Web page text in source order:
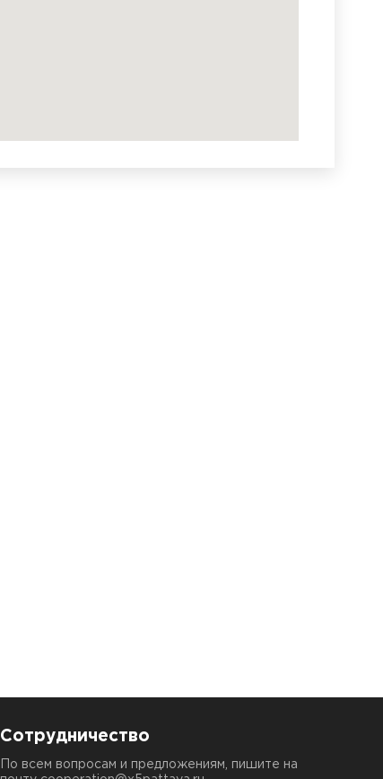
Сотрудничество
По всем вопросам и предложениям, пишите на